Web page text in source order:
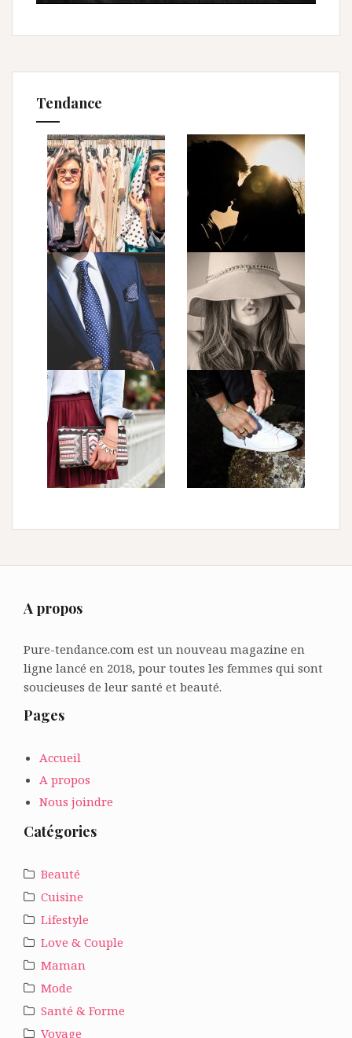
Tendance
A propos
Pure-tendance.com est un nouveau magazine en
ligne lancé en 2018, pour toutes les femmes qui sont
soucieuses de leur santé et beauté.
Pages
Accueil
A propos
Nous joindre
Catégories
Beauté
Cuisine
Lifestyle
Love & Couple
Maman
Mode
Santé & Forme
Voyage